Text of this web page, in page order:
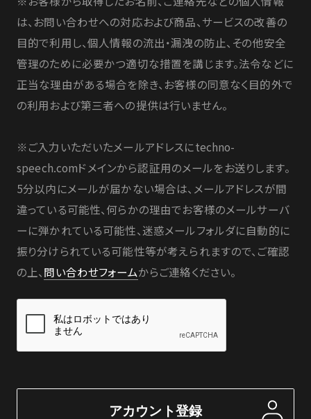
は、お問い合わせへの対応および商品、サービスの改善の
目的で利用し、個人情報の流出・漏洩の防止、その他安全
管理のために必要かつ適切な措置を講じます。法令などに
正当な理由がある場合を除き、お客様の同意なく目的外で
の利用および第三者への提供は行いません。
※ご入力いただいたメールアドレスにtechno-
speech.comドメインから認証用のメールをお送りします。
5分以内にメールが届かない場合は、メールアドレスが間
違っている可能性、何らかの理由でお客様のメールサーバ
ーに弾かれている可能性、迷惑メールフォルダに自動的に
振り分けられている可能性等が考えられますので、ご確認
の上、 問い合わせフォームからご連絡ください。
アカウント登録